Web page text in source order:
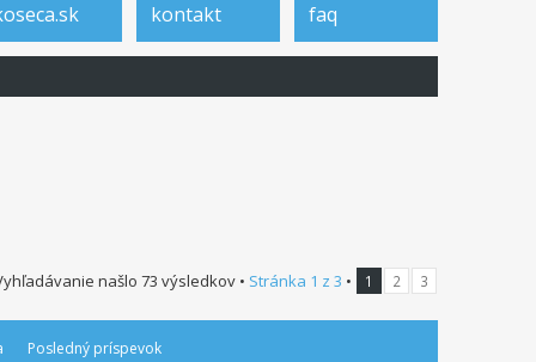
kontakt faq
našlo 73 výsledkov • Stránka 1 z 3 • 1 2 3
Posledný príspevok